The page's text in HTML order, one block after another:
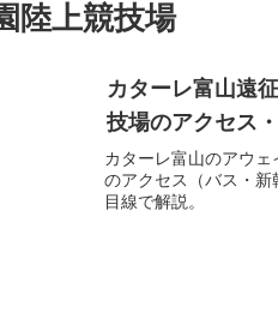
陸上競技場
カターレ富山遠
技場のアクセス
カターレ富山のアウ
のアクセス（バス・
目線で解説。